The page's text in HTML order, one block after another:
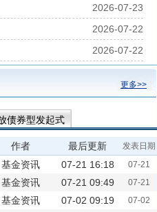
2026-07-23
2026-07-22
2026-07-22
更多>>
债券型发起式
富吉丰60天滚动持有中短债A
月持有期债券C
作者 最后更新 发表日期
基金资讯 07-21 16:18 07-21
基金资讯 07-21 09:49 07-21
基金资讯 07-02 09:19 07-02